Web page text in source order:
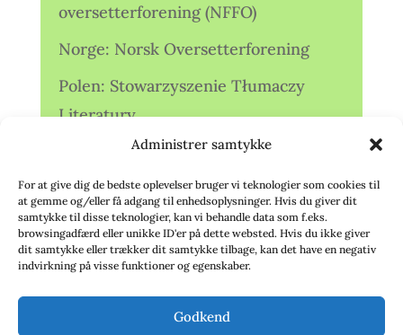
Administrer samtykke
For at give dig de bedste oplevelser bruger vi teknologier som cookies til
at gemme og/eller få adgang til enhedsoplysninger. Hvis du giver dit
samtykke til disse teknologier, kan vi behandle data som f.eks.
browsingadfærd eller unikke ID'er på dette websted. Hvis du ikke giver
dit samtykke eller trækker dit samtykke tilbage, kan det have en negativ
indvirkning på visse funktioner og egenskaber.
Godkend
oversetterforening (NFFO)
Norge: Norsk Oversetterforening
Polen: Stowarzyszenie Tłumaczy
Literatury
Storbritannien: Translators
Association (TA)
Sverige: Översättarsektionen (Ö.)
Sverige: Översättarcentrum (ÖC)
deutschsprachiger Übersetzer (VdÜ)